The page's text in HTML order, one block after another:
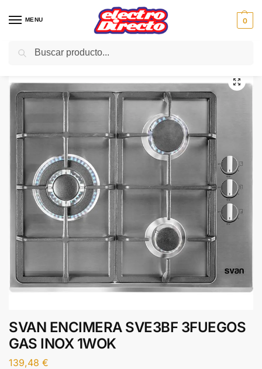
MENU 0
Inicio Gama blanca Encimeras
SVAN ENCIMERA SVE3BF 3FUEGOS
GAS INOX 1WOK
139,48 €